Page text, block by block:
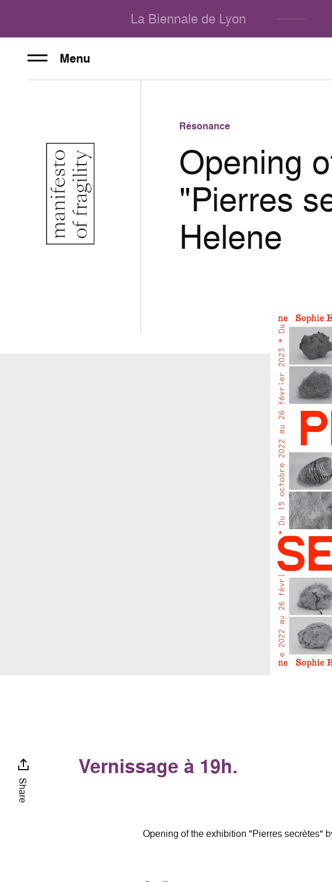
La Biennale de Lyon
Menu
Résonance
Opening
"Pierres
Helene
Share
Vernissage à 19h.
Opening of the exhibition "Pierres secrètes"